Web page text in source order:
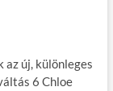
új, különleges
6 Chloe